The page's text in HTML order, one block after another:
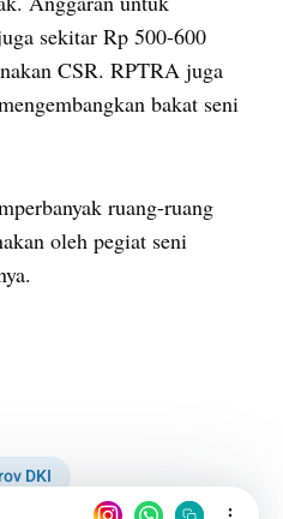
sekitar Rp 500-600
CSR. RPTRA juga
bakat seni
ruang-ruang
oleh pegiat seni
DKI